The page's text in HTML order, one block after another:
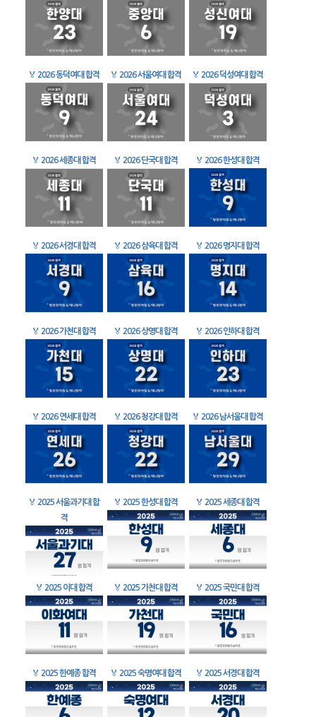
🏅 2026 동덕여대 합격 🏅 2026 서울여대 합격 🏅 2026 덕성여대 합격
🏅 2026 세종대 합격 🏅 2026 단국대 합격 🏅 2026 한성대 합격
🏅 2026 서경대 합격 🏅 2026 삼육대 합격 🏅 2026 명지대 합격
🏅 2026 가천대 합격 🏅 2026 상명대 합격 🏅 2026 인하대 합격
🏅 2026 연세대 합격 🏅 2026 청강대 합격 🏅 2026 남서울대 합격
🏅 2025 서울과기대 합
격
🏅 2025 한성대 합격 🏅 2025 세종대 합격
🏅 2025 이대 합격 🏅 2025 가천대 합격 🏅 2025 국민대 합격
🏅 2025 한예종 합격 🏅 2025 숙명여대 합격 🏅 2025 서경대 합격